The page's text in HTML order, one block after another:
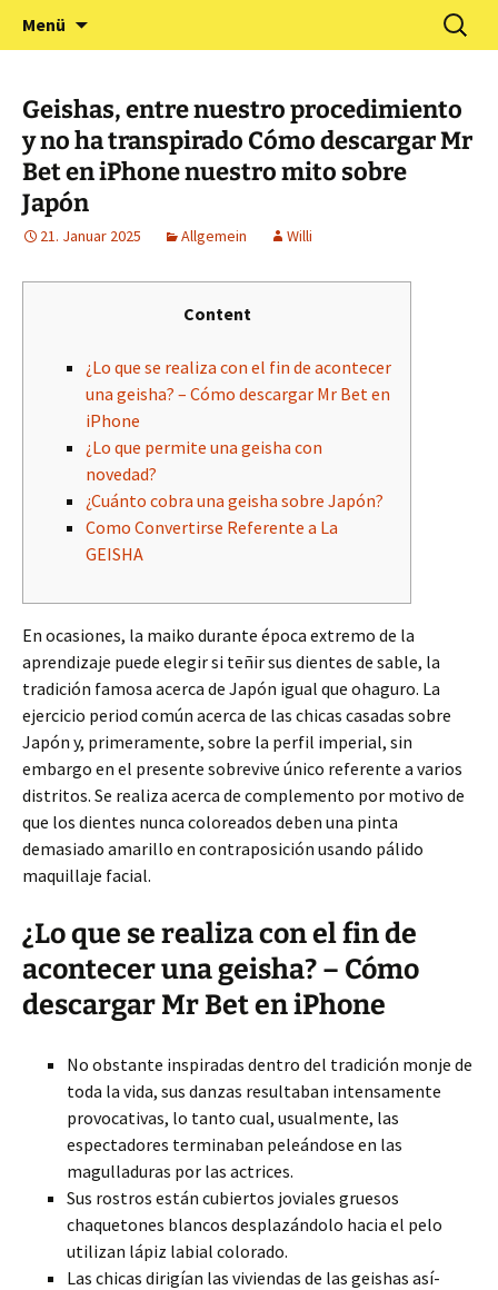
Förderverein Kindergarten
und Grundschule
Neuershausen
Menü
Suchen
nach:
Geishas, entre nuestro procedimiento
y no ha transpirado Cómo descargar Mr
Bet en iPhone nuestro mito sobre
Japón
21. Januar 2025 Allgemein Willi
Content
¿Lo que se realiza con el fin de acontecer
una geisha? – Cómo descargar Mr Bet en
iPhone
¿Lo que permite una geisha con
novedad?
¿Cuánto cobra una geisha sobre Japón?
Como Convertirse Referente a La
GEISHA
En ocasiones, la maiko durante época extremo de la
aprendizaje puede elegir si teñir sus dientes de sable, la
tradición famosa acerca de Japón igual que ohaguro. La
ejercicio period común acerca de las chicas casadas sobre
Japón y, primeramente, sobre la perfil imperial, sin
embargo en el presente sobrevive único referente a varios
distritos. Se realiza acerca de complemento por motivo de
que los dientes nunca coloreados deben una pinta
demasiado amarillo en contraposición usando pálido
maquillaje facial.
¿Lo que se realiza con el fin de
acontecer una geisha? – Cómo
descargar Mr Bet en iPhone
No obstante inspiradas dentro del tradición monje de
toda la vida, sus danzas resultaban intensamente
provocativas, lo tanto cual, usualmente, las
espectadores terminaban peleándose en las
magulladuras por las actrices.
Sus rostros están cubiertos joviales gruesos
chaquetones blancos desplazándolo hacia el pelo
utilizan lápiz labial colorado.
Las chicas dirigían las viviendas de las geishas así­